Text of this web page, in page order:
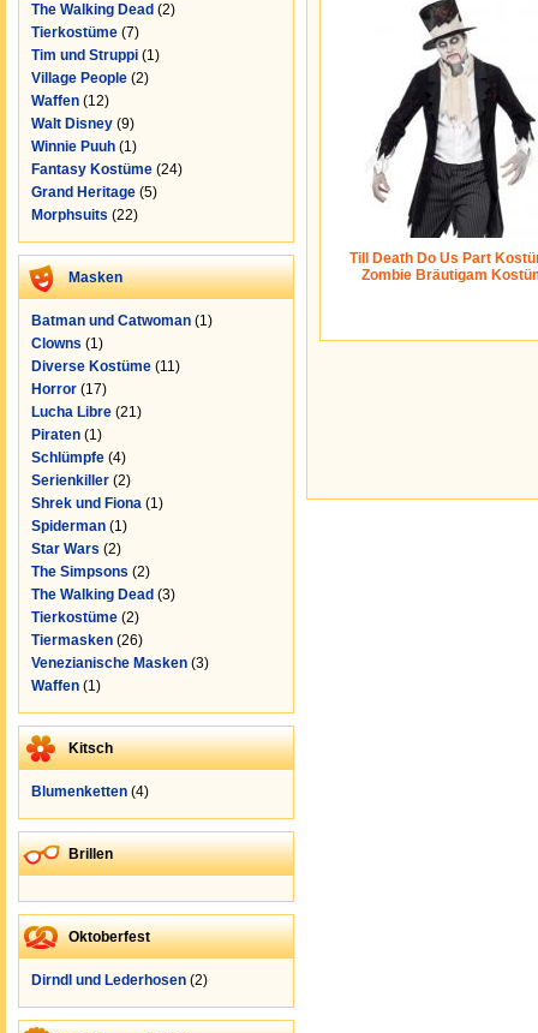
The Walking Dead (2)
Tierkostüme (7)
Tim und Struppi (1)
Village People (2)
Waffen (12)
Walt Disney (9)
Winnie Puuh (1)
Fantasy Kostüme (24)
Grand Heritage (5)
Morphsuits (22)
Masken
Batman und Catwoman (1)
Clowns (1)
Diverse Kostüme (11)
Horror (17)
Lucha Libre (21)
Piraten (1)
Schlümpfe (4)
Serienkiller (2)
Shrek und Fiona (1)
Spiderman (1)
Star Wars (2)
The Simpsons (2)
The Walking Dead (3)
Tierkostüme (2)
Tiermasken (26)
Venezianische Masken (3)
Waffen (1)
Kitsch
Blumenketten (4)
Brillen
Oktoberfest
Dirndl und Lederhosen (2)
Till Death Do Us Part
Zombie Bräutigam